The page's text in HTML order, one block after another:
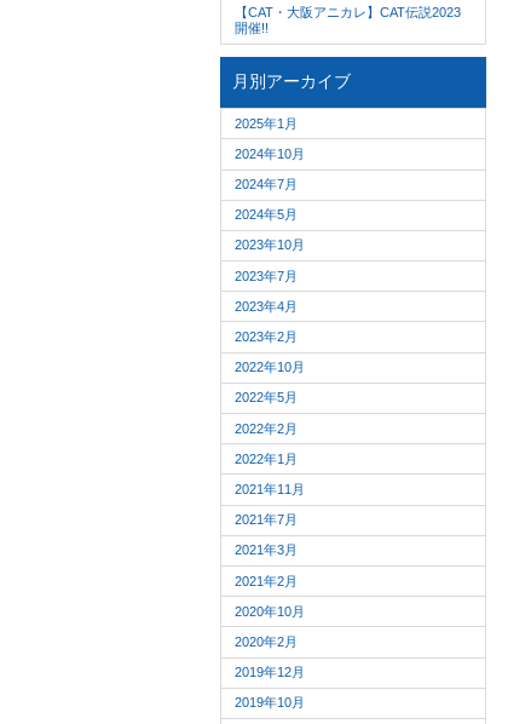
【CAT・大阪アニカレ】CAT伝説2023
開催!!
月別アーカイブ
2025年1月
2024年10月
2024年7月
2024年5月
2023年10月
2023年7月
2023年4月
2023年2月
2022年10月
2022年5月
2022年2月
2022年1月
2021年11月
2021年7月
2021年3月
2021年2月
2020年10月
2020年2月
2019年12月
2019年10月